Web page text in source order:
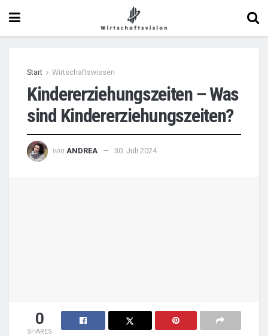
Start Wirtschaftswissen
Kindererziehungszeiten – Was
sind Kindererziehungszeiten?
von ANDREA 30. Juli 2024
0
SHARES